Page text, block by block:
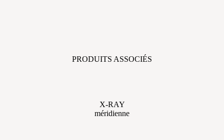
PRODUITS ASSOCIÉS
X-RAY
méridienne